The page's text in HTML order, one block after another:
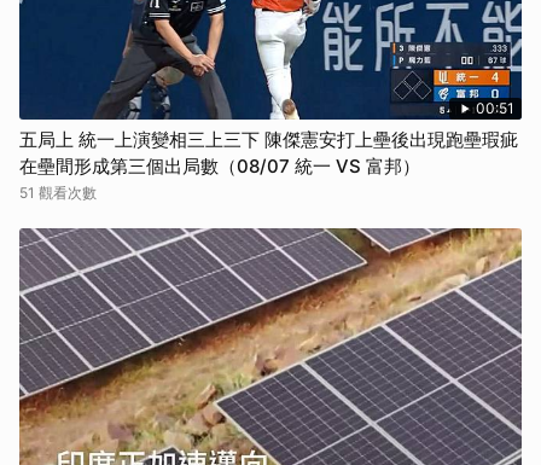
00:51
五局上 統一上演變相三上三下 陳傑憲安打上壘後出現跑壘瑕疵
在壘間形成第三個出局數（08/07 統一 VS 富邦）
51 觀看次數